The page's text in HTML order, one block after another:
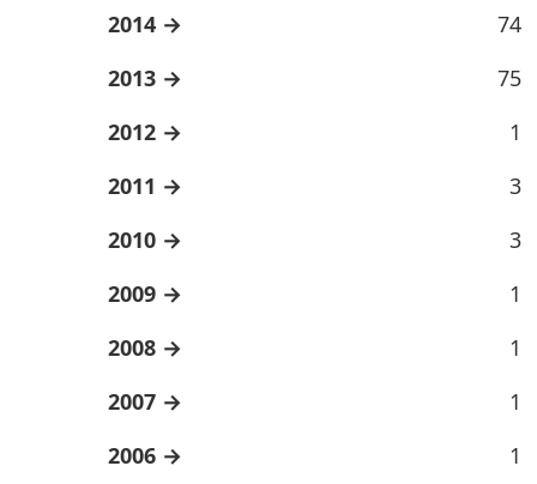
2014
74
2013
75
2012
1
2011
3
2010
3
2009
1
2008
1
2007
1
2006
1